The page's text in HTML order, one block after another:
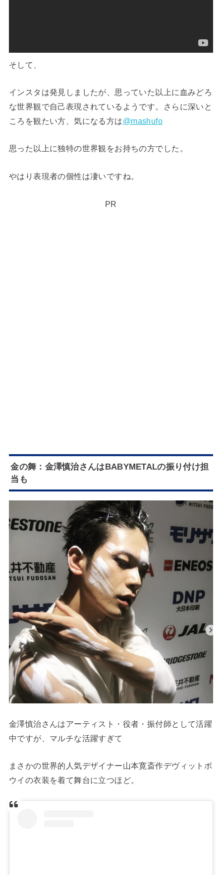
そして、
インスタは発見しましたが、思っていた以上に血みどろ
な世界観で自己表現されているようです。さらに深いと
ころを観たい方、気になる方は@mashufo
思った以上に独特の世界観をお持ちの方でした。
やはり表現者の個性は凄いですね。
PR
金の舞：金澤慎治さんはBABYMETALの振り付け担
当も
金澤慎治さんはアーティスト・役者・振付師として活躍
中ですが、マルチな活躍すぎて
まさかの世界的人気デザイナー山本寛斎作デヴィットボ
ウイの衣装を着て舞台に立つほど。